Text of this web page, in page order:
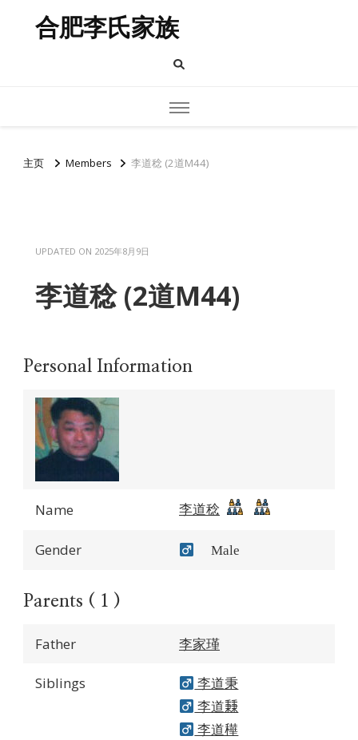
合肥李氏家族
主页 Members 李道稔 (2道M44)
UPDATED ON 2025年8月9日
李道稔 (2道M44)
Personal Information
Name 李道稔
Gender Male
Parents ( 1 )
Father 李家瑾
Siblings
李道秉
李道𥡝
李道䅿